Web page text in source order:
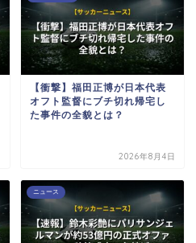
【衝撃】福田正博が日本代表
オフト監督にブチ切れ帰宅し
た事件の全貌とは？
2026年8月4日
ニュース